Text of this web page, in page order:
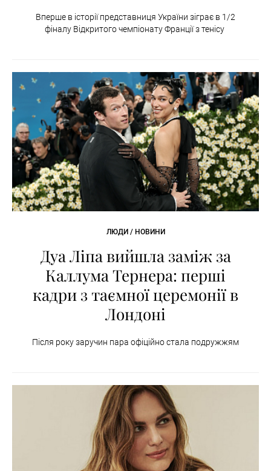
Вперше в історії представниця України зіграє в 1/2
фіналу Відкритого чемпіонату Франції з тенісу
ЛЮДИ / НОВИНИ
Дуа Ліпа вийшла заміж за
Каллума Тернера: перші
кадри з таємної церемонії в
Лондоні
Після року заручин пара офіційно стала подружжям